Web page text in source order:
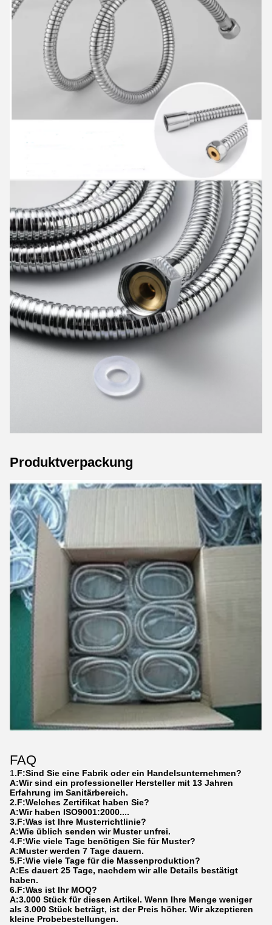
Produktverpackung
FAQ
1.F:Sind Sie eine Fabrik oder ein Handelsunternehmen?
A:Wir sind ein professioneller Hersteller mit 13 Jahren
Erfahrung im Sanitärbereich.
2.F:Welches Zertifikat haben Sie?
A:Wir haben ISO9001:2000....
3.F:Was ist Ihre Musterrichtlinie?
A:Wie üblich senden wir Muster unfrei.
4.F:Wie viele Tage benötigen Sie für Muster?
A:Muster werden 7 Tage dauern.
5.F:Wie viele Tage für die Massenproduktion?
A:Es dauert 25 Tage, nachdem wir alle Details bestätigt
haben.
6.F:Was ist Ihr MOQ?
A:3.000 Stück für diesen Artikel. Wenn Ihre Menge weniger
als 3.000 Stück beträgt, ist der Preis höher. Wir akzeptieren
kleine Probebestellungen.